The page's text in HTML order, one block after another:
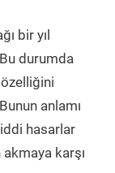
bir yıl
durumda
anlamı
hasarlar
karşı